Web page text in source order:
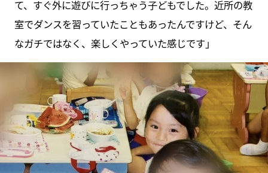
て、すぐ外に遊びに行っちゃう子どもでした。近所の教
室でダンスを習っていたこともあったんですけど、そん
なガチではなく、楽しくやっていた感じです」